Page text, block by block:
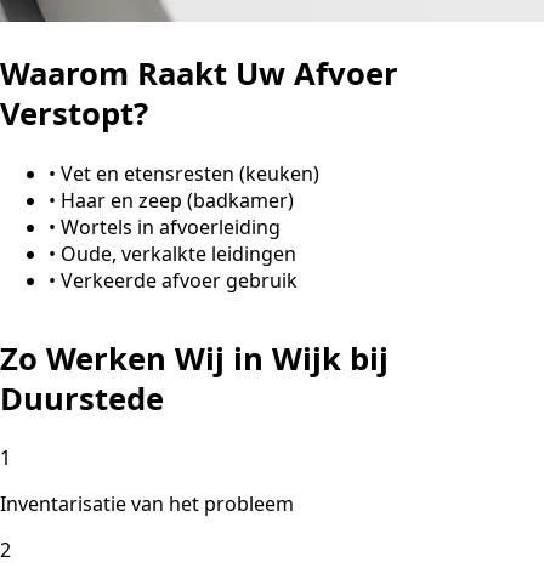
Waarom Raakt Uw Afvoer
Verstopt?
• Vet en etensresten (keuken)
• Haar en zeep (badkamer)
• Wortels in afvoerleiding
• Oude, verkalkte leidingen
• Verkeerde afvoer gebruik
Zo Werken Wij in Wijk bij
Duurstede
1
Inventarisatie van het probleem
2